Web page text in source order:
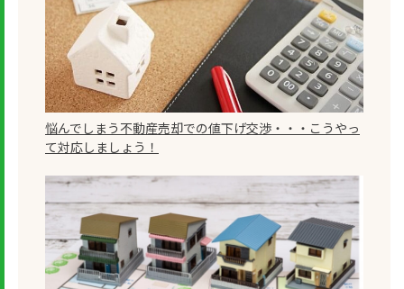
悩んでしまう不動産売却での値下げ交渉・・・こうやっ
て対応しましょう！